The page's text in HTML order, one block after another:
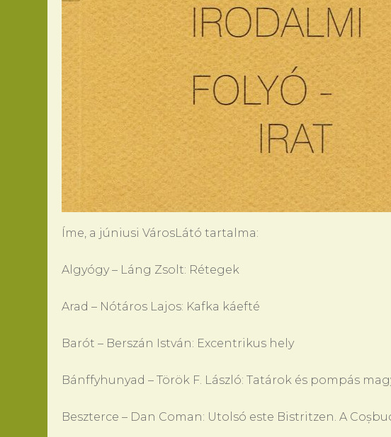
Íme, a júniusi VárosLátó tartalma:
Algyógy – Láng Zsolt: Rétegek
Arad – Nótáros Lajos: Kafka káefté
Barót – Berszán István: Excentrikus hely
Bánffyhunyad – Török F. László: Tatárok és pompás
Beszterce – Dan Coman: Utolsó este Bistritzen. A